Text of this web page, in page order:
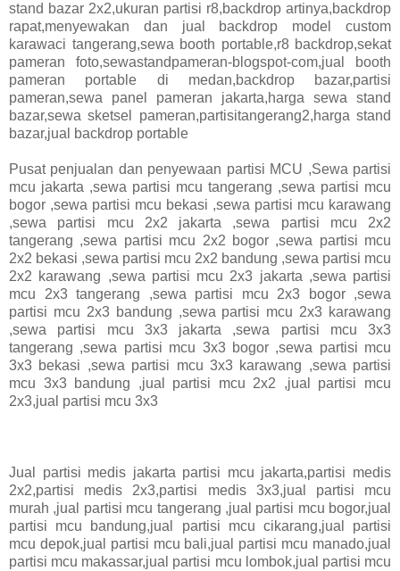
stand bazar 2x2,ukuran partisi r8,backdrop artinya,backdrop
rapat,menyewakan dan jual backdrop model custom
karawaci tangerang,sewa booth portable,r8 backdrop,sekat
pameran foto,sewastandpameran-blogspot-com,jual booth
pameran portable di medan,backdrop bazar,partisi
pameran,sewa panel pameran jakarta,harga sewa stand
bazar,sewa sketsel pameran,partisitangerang2,harga stand
bazar,jual backdrop portable
Pusat penjualan dan penyewaan partisi MCU ,Sewa partisi
mcu jakarta ,sewa partisi mcu tangerang ,sewa partisi mcu
bogor ,sewa partisi mcu bekasi ,sewa partisi mcu karawang
,sewa partisi mcu 2x2 jakarta ,sewa partisi mcu 2x2
tangerang ,sewa partisi mcu 2x2 bogor ,sewa partisi mcu
2x2 bekasi ,sewa partisi mcu 2x2 bandung ,sewa partisi mcu
2x2 karawang ,sewa partisi mcu 2x3 jakarta ,sewa partisi
mcu 2x3 tangerang ,sewa partisi mcu 2x3 bogor ,sewa
partisi mcu 2x3 bandung ,sewa partisi mcu 2x3 karawang
,sewa partisi mcu 3x3 jakarta ,sewa partisi mcu 3x3
tangerang ,sewa partisi mcu 3x3 bogor ,sewa partisi mcu
3x3 bekasi ,sewa partisi mcu 3x3 karawang ,sewa partisi
mcu 3x3 bandung ,jual partisi mcu 2x2 ,jual partisi mcu
2x3,jual partisi mcu 3x3
Jual partisi medis jakarta partisi mcu jakarta,partisi medis
2x2,partisi medis 2x3,partisi medis 3x3,jual partisi mcu
murah ,jual partisi mcu tangerang ,jual partisi mcu bogor,jual
partisi mcu bandung,jual partisi mcu cikarang,jual partisi
mcu depok,jual partisi mcu bali,jual partisi mcu manado,jual
partisi mcu makassar,jual partisi mcu lombok,jual partisi mcu